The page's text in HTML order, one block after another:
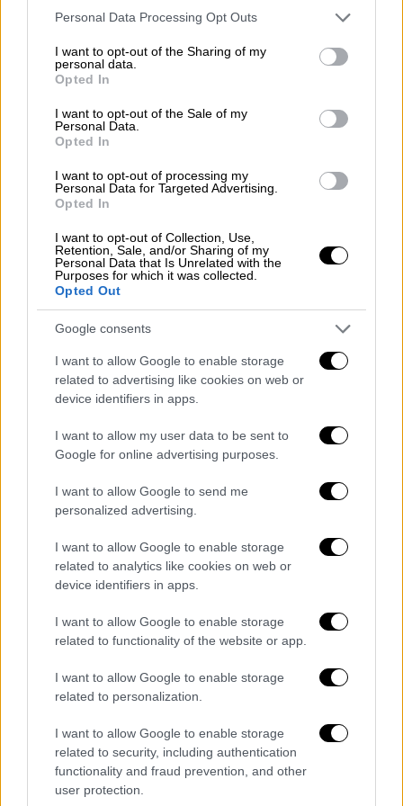
Please note that this website/app uses one or more Google
not limited to your visit or usage behaviour. You may click to
grant or deny consent to Google and its third-party tags to
use your data for below specified purposes in below Google
consent section.
Personal Data Processing Opt Outs
I want to opt-out of the Sharing of my
personal data.
Opted In
I want to opt-out of the Sale of my
Personal Data.
Opted In
I want to opt-out of processing my
Personal Data for Targeted Advertising.
Opted In
I want to opt-out of Collection, Use,
Retention, Sale, and/or Sharing of my
Personal Data that Is Unrelated with the
Purposes for which it was collected.
Opted Out
Google consents
I want to allow Google to enable storage
related to advertising like cookies on web or
device identifiers in apps.
I want to allow my user data to be sent to
Google for online advertising purposes.
I want to allow Google to send me
personalized advertising.
I want to allow Google to enable storage
related to analytics like cookies on web or
device identifiers in apps.
I want to allow Google to enable storage
related to functionality of the website or app.
I want to allow Google to enable storage
related to personalization.
I want to allow Google to enable storage
related to security, including authentication
functionality and fraud prevention, and other
user protection.
ακρωτηριαστεί το αυτί. Βογκούσε και είχε
τα μάτια της ανοιχτά.
Οικογένεια Suzanne Eaton: Καμία
ψυχολογική πάθηση δεν έχει ο
κατηγορούμενος
Οικογένεια Suzanne Eaton: Καμία
ψυχολογική πάθηση δεν έχει ο
κατηγορούμενος
Ήταν όμως αποφασισμένος να την
εξαφανίσει. Την έβαλε στο πορτ μπακάζ. Η
γυναίκα ήταν ακόμη ζωντανή. Την μετέφερε
σε άλλη περιοχή, σε σπήλαιο. Οι περιγραφές
του πολλαπλού βιασμού της σοκάρουν. Ο
άτυχης γυναίκαςτην πέταξε από ύψος 7
μέτρων στο πολεμικό καταφύγιο. Ήταν
αναίσθητη. Ο κατηγορούμενος